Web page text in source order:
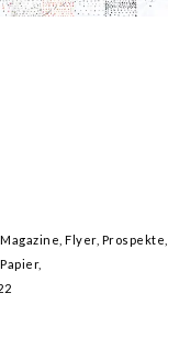
Flyer, Prospekte,